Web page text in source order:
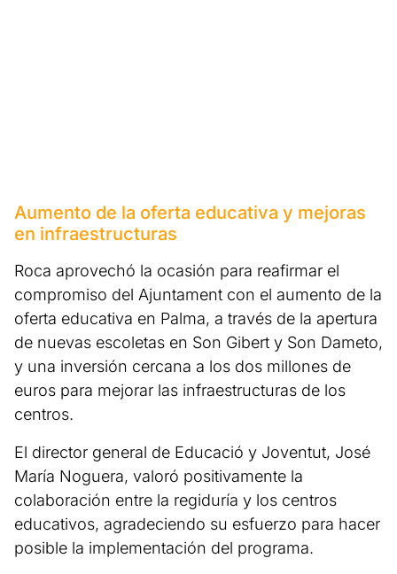
Aumento de la oferta educativa y mejoras
en infraestructuras
Roca aprovechó la ocasión para reafirmar el
compromiso del Ajuntament con el aumento de la
oferta educativa en Palma, a través de la apertura
de nuevas escoletas en Son Gibert y Son Dameto,
y una inversión cercana a los dos millones de
euros para mejorar las infraestructuras de los
centros.
El director general de Educació y Joventut, José
María Noguera, valoró positivamente la
colaboración entre la regiduría y los centros
educativos, agradeciendo su esfuerzo para hacer
posible la implementación del programa.